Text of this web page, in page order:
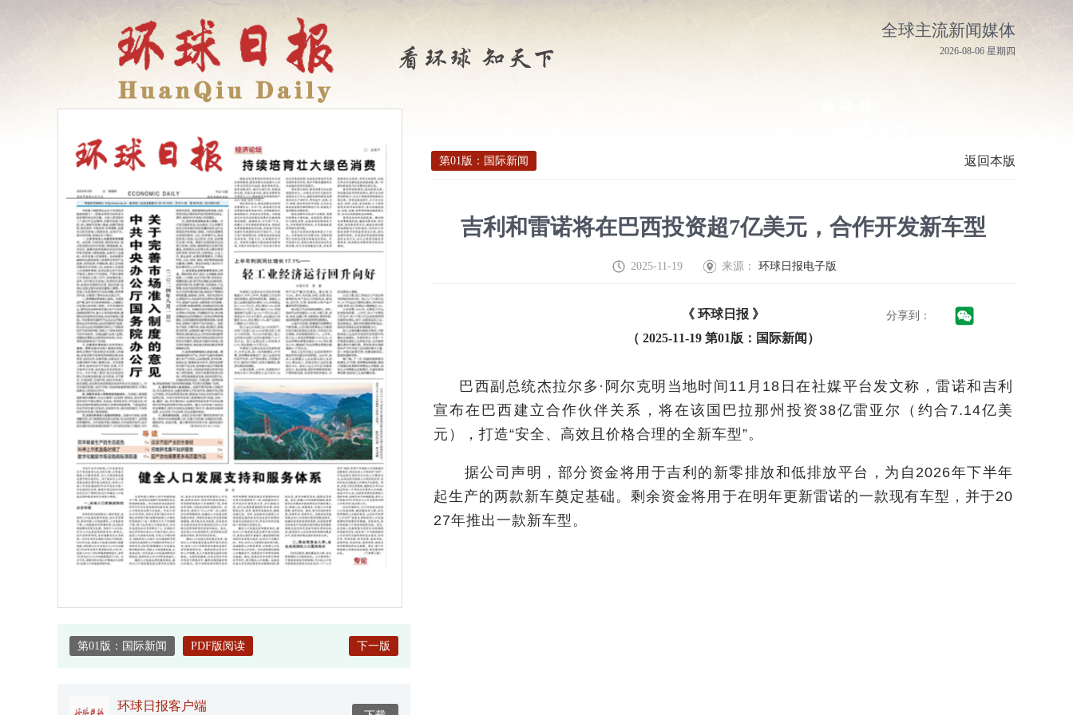
全球主流新闻媒体
2026-08-06 星期四
第01版：国际新闻 PDF版阅读 下一版
环球日报客户端
第01版：国际新闻 返回本版
吉利和雷诺将在巴西投资超7亿美元，合作开发新车型
2025-11-19 来源： 环球日报电子版
分享到：
《 环球日报 》
（ 2025-11-19 第01版：国际新闻）
巴西副总统杰拉尔多·阿尔克明当地时间11月18日在社媒平台发文称，雷诺和吉利
宣布在巴西建立合作伙伴关系，将在该国巴拉那州投资38亿雷亚尔（约合7.14亿美
元），打造“安全、高效且价格合理的全新车型”。
据公司声明，部分资金将用于吉利的新零排放和低排放平台，为自2026年下半年
起生产的两款新车奠定基础。剩余资金将用于在明年更新雷诺的一款现有车型，并于20
27年推出一款新车型。